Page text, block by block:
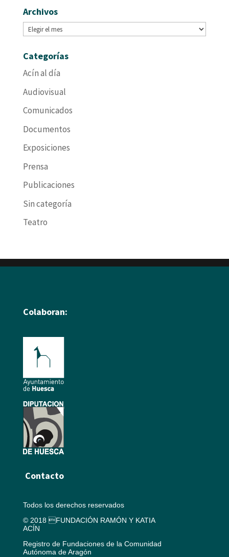
Archivos
Archivos
Categorías
Acín al día
Audiovisual
Comunicados
Documentos
Exposiciones
Prensa
Publicaciones
Sin categoría
Teatro
Colaboran:
Contacto
Todos los derechos reservados
© 2018 FUNDACIÓN RAMÓN Y KATIA
ACÍN
Registro de Fundaciones de la Comunidad
Autónoma de Aragón